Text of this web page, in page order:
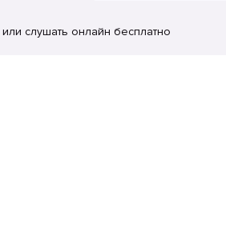
слушать онлайн бесплатно